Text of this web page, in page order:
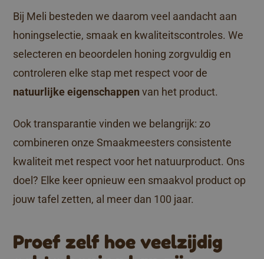
Bij Meli besteden we daarom veel aandacht aan
honingselectie, smaak en kwaliteitscontroles. We
selecteren en beoordelen honing zorgvuldig en
controleren elke stap met respect voor de
natuurlijke eigenschappen van het product.
Ook transparantie vinden we belangrijk: zo
combineren onze Smaakmeesters consistente
kwaliteit met respect voor het natuurproduct. Ons
doel? Elke keer opnieuw een smaakvol product op
jouw tafel zetten, al meer dan 100 jaar.
Proef zelf hoe veelzijdig